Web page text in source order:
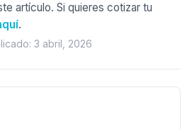
artículo. Si quieres cotizar tu
.
3 abril, 2026